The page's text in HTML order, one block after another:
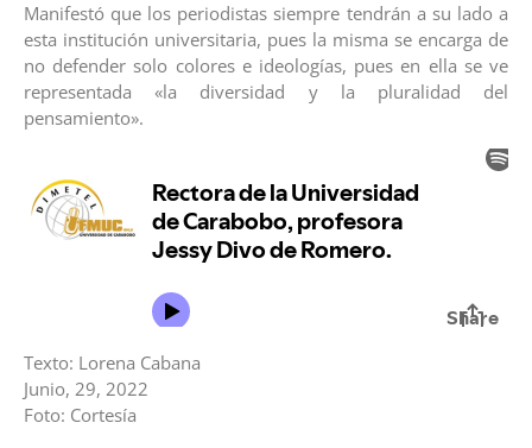
Manifestó que los periodistas siempre tendrán a su lado a
esta institución universitaria, pues la misma se encarga de
no defender solo colores e ideologías, pues en ella se ve
representada «la diversidad y la pluralidad del
pensamiento».
Texto: Lorena Cabana
Junio, 29, 2022
Foto: Cortesía